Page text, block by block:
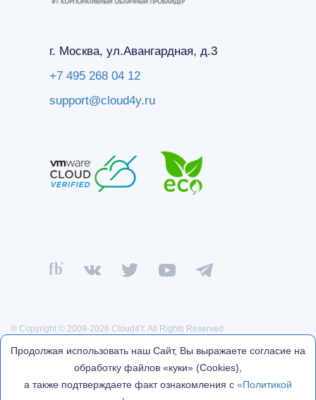
г. Москва, ул.Авангардная, д.3
+7 495 268 04 12
support@cloud4y.ru
® Copyright © 2009-2026 Cloud4Y. All Rights Reserved
Политика конфиденциальности
Политика обработки персональных данных
Продолжая использовать наш Сайт, Вы выражаете согласие на
обработку файлов «куки» (Cookies),
а также подтверждаете факт ознакомления с «Политикой